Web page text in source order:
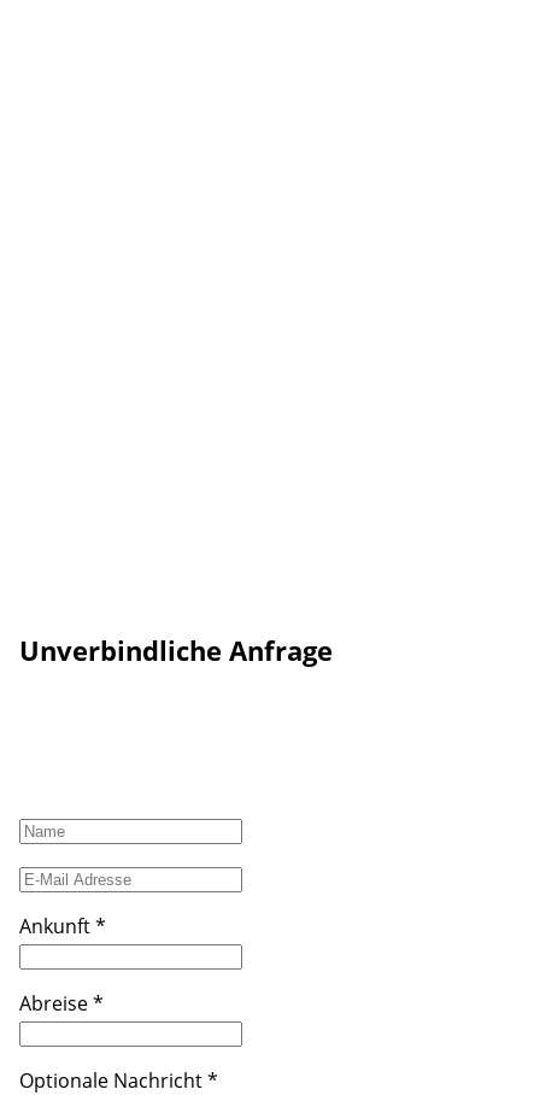
Unverbindliche Anfrage
Ankunft*
Abreise*
Optionale Nachricht*